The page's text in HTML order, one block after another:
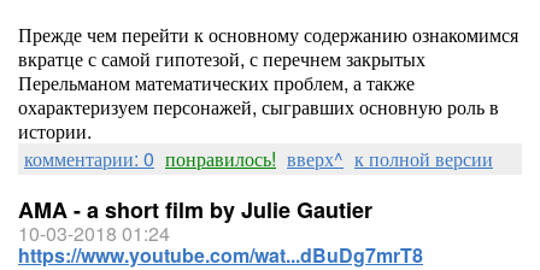
Прежде чем перейти к основному содержанию ознакомимся
вкратце с самой гипотезой, с перечнем закрытых
Перельманом математических проблем, а также
охарактеризуем персонажей, сыгравших основную роль в
истории.
комментарии: 0 понравилось! вверх^ к полной версии
AMA - a short film by Julie Gautier
10-03-2018 01:24
https://www.youtube.com/wat...dBuDg7mrT8